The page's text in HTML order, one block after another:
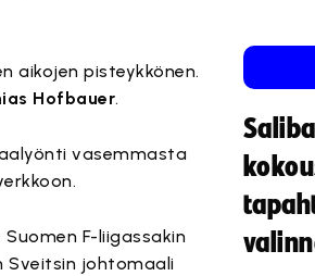
aikojen pisteykkönen.
Hofbauer.
vasemmasta
F-liigassakin
Sveitsin johtomaali